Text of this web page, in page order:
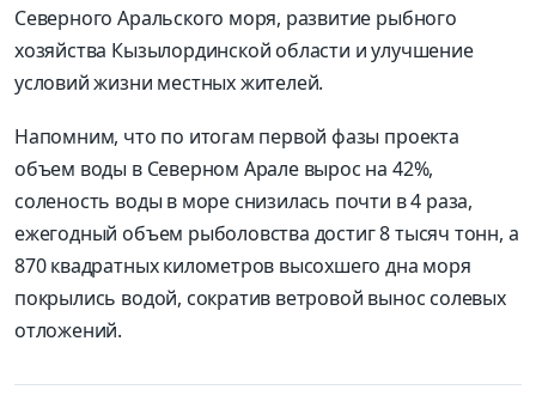
Северного Аральского моря, развитие рыбного
хозяйства Кызылординской области и улучшение
условий жизни местных жителей.
Напомним, что по итогам первой фазы проекта
объем воды в Северном Арале вырос на 42%,
соленость воды в море снизилась почти в 4 раза,
ежегодный объем рыболовства достиг 8 тысяч тонн, а
870 квадратных километров высохшего дна моря
покрылись водой, сократив ветровой вынос солевых
отложений.